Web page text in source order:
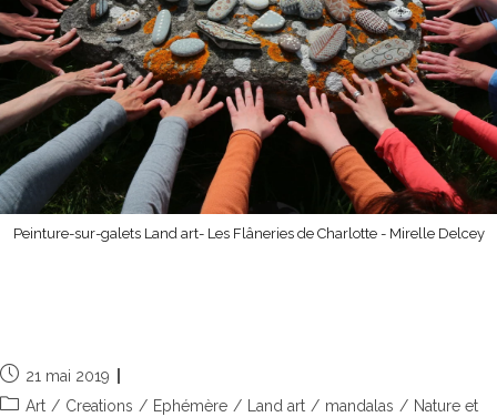
Peinture-sur-galets Land art- Les Flâneries de Charlotte - Mirelle Delcey
21 mai 2019
Art / Creations / Ephémère / Land art / mandalas / Nature et